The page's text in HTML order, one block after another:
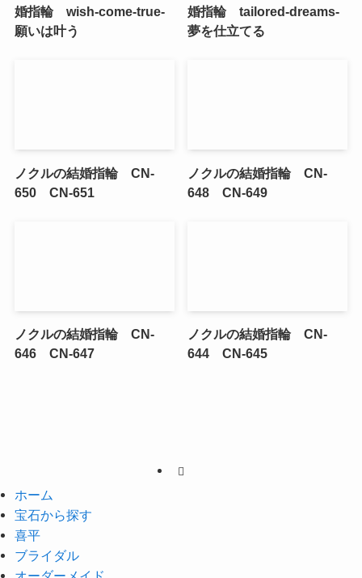
婚指輪 wish-come-true-
願いは叶う
婚指輪 tailored-dreams-
夢を仕立てる
ノクルの結婚指輪 CN-
650 CN-651
ノクルの結婚指輪 CN-
648 CN-649
ノクルの結婚指輪 CN-
646 CN-647
ノクルの結婚指輪 CN-
644 CN-645
ホーム
宝石から探す
喜平
ブライダル